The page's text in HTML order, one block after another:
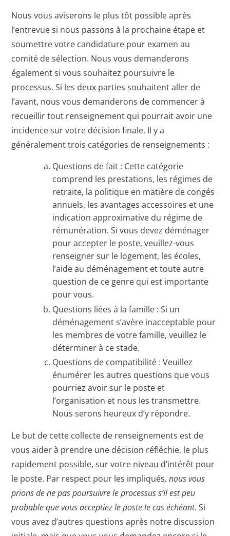
Nous vous aviserons le plus tôt possible après
l’entrevue si nous passons à la prochaine étape et
soumettre votre candidature pour examen au
comité de sélection. Nous vous demanderons
également si vous souhaitez poursuivre le
processus. Si les deux parties souhaitent aller de
l’avant, nous vous demanderons de commencer à
recueillir tout renseignement qui pourrait avoir une
incidence sur votre décision finale. Il y a
généralement trois catégories de renseignements :
Questions de fait : Cette catégorie
comprend les prestations, les régimes de
retraite, la politique en matière de congés
annuels, les avantages accessoires et une
indication approximative du régime de
rémunération. Si vous devez déménager
pour accepter le poste, veuillez-vous
renseigner sur le logement, les écoles,
l’aide au déménagement et toute autre
question de ce genre qui est importante
pour vous.
Questions liées à la famille : Si un
déménagement s’avère inacceptable pour
les membres de votre famille, veuillez le
déterminer à ce stade.
Questions de compatibilité : Veuillez
énumérer les autres questions que vous
pourriez avoir sur le poste et
l’organisation et nous les transmettre.
Nous serons heureux d’y répondre.
Le but de cette collecte de renseignements est de
vous aider à prendre une décision réfléchie, le plus
rapidement possible, sur votre niveau d’intérêt pour
le poste. Par respect pour les impliqués, nous vous
prions de ne pas poursuivre le processus s’il est peu
probable que vous acceptiez le poste le cas échéant.Si
vous avez d’autres questions après notre discussion